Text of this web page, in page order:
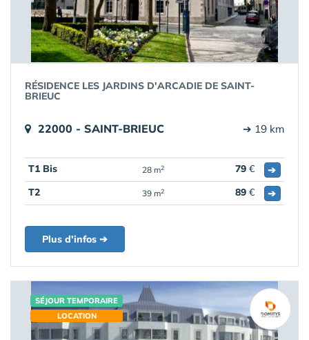
RÉSIDENCE LES JARDINS D'ARCADIE DE SAINT-
BRIEUC
22000 - SAINT-BRIEUC ➔ 19 km
T1 Bis 28 m2 79 €
➔
T2
39 m2 89 € ➔
Plus d'infos ➔
SÉJOUR TEMPORAIRE
LOCATION